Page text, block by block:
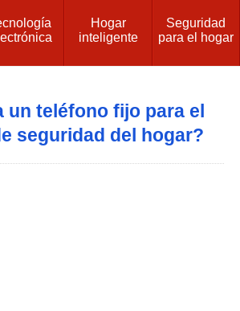
Hogar
inteligente
Seguridad
para el hogar
un teléfono fijo para el
seguridad del hogar?